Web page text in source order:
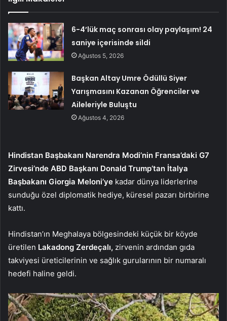
6-4’lük maç sonrası olay paylaşım! 24
saniye içerisinde sildi
Ağustos 5, 2026
Başkan Altay Umre Ödüllü Siyer
Yarışmasını Kazanan Öğrenciler ve
Aileleriyle Buluştu
Ağustos 4, 2026
Hindistan Başbakanı Narendra Modi’nin Fransa’daki G7
Zirvesi’nde ABD Başkanı Donald Trump’tan İtalya
Başbakanı Giorgia Meloni’ye kadar dünya liderlerine
sunduğu özel diplomatik hediye, küresel pazarı birbirine
kattı.
Hindistan’ın Meghalaya bölgesindeki küçük bir köyde
üretilen Lakadong Zerdeçalı, zirvenin ardından gıda
takviyesi üreticilerinin ve sağlık gurularının bir numaralı
hedefi haline geldi.